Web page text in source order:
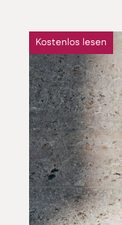
Kostenlos lesen